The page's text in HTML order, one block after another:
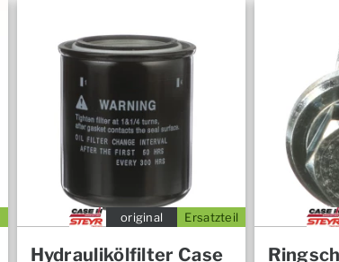
Ersatzteil
original
Hydraulikölfilter Case